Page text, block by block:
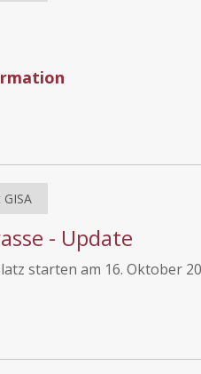
- Update
starten am 16. Oktober